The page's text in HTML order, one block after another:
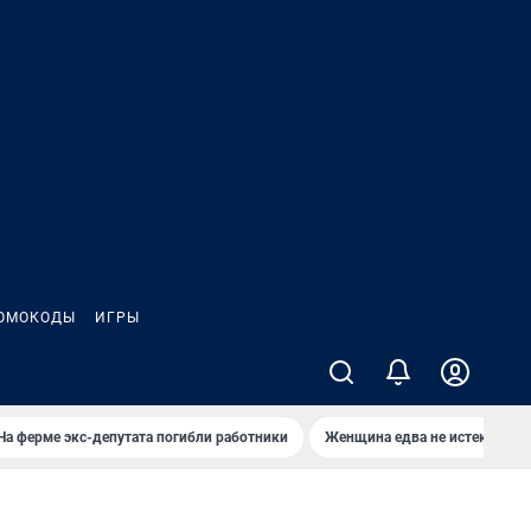
ИГРЫ
ферме экс-депутата погибли работники Женщина едва не истекла